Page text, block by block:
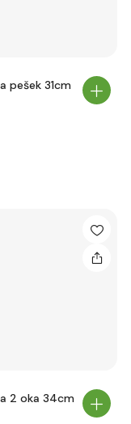
pešek 31cm
2 oka 34cm